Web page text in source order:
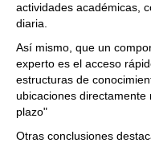
actividades académicas,
diaria.
Así mismo, que un
experto es el acceso
estructuras de
ubicaciones
plazo"
Otras conclusiones